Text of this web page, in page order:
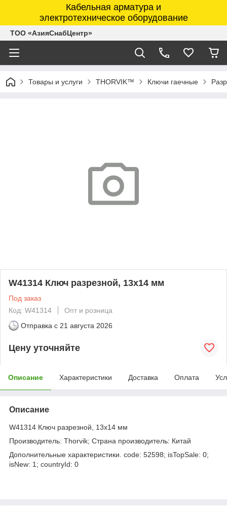
Кабельная арматура и
электротехническое оборудование
ТОО «АзияСнабЦентр»
Товары и услуги THORVIK™ Ключи гаечные
W41314 Ключ разрезной, 13x14 мм
Под заказ
Код: W41314
Опт и розница
Отправка с 21 августа 2026
Цену уточняйте
Описание Характеристики Доставка Оплата
Описание
W41314 Ключ разрезной, 13x14 мм
Производитель: Thorvik; Страна производитель: Китай
Дополнительные характеристики. code: 52598; isTopSale: 0;
isNew: 1; countryId: 0